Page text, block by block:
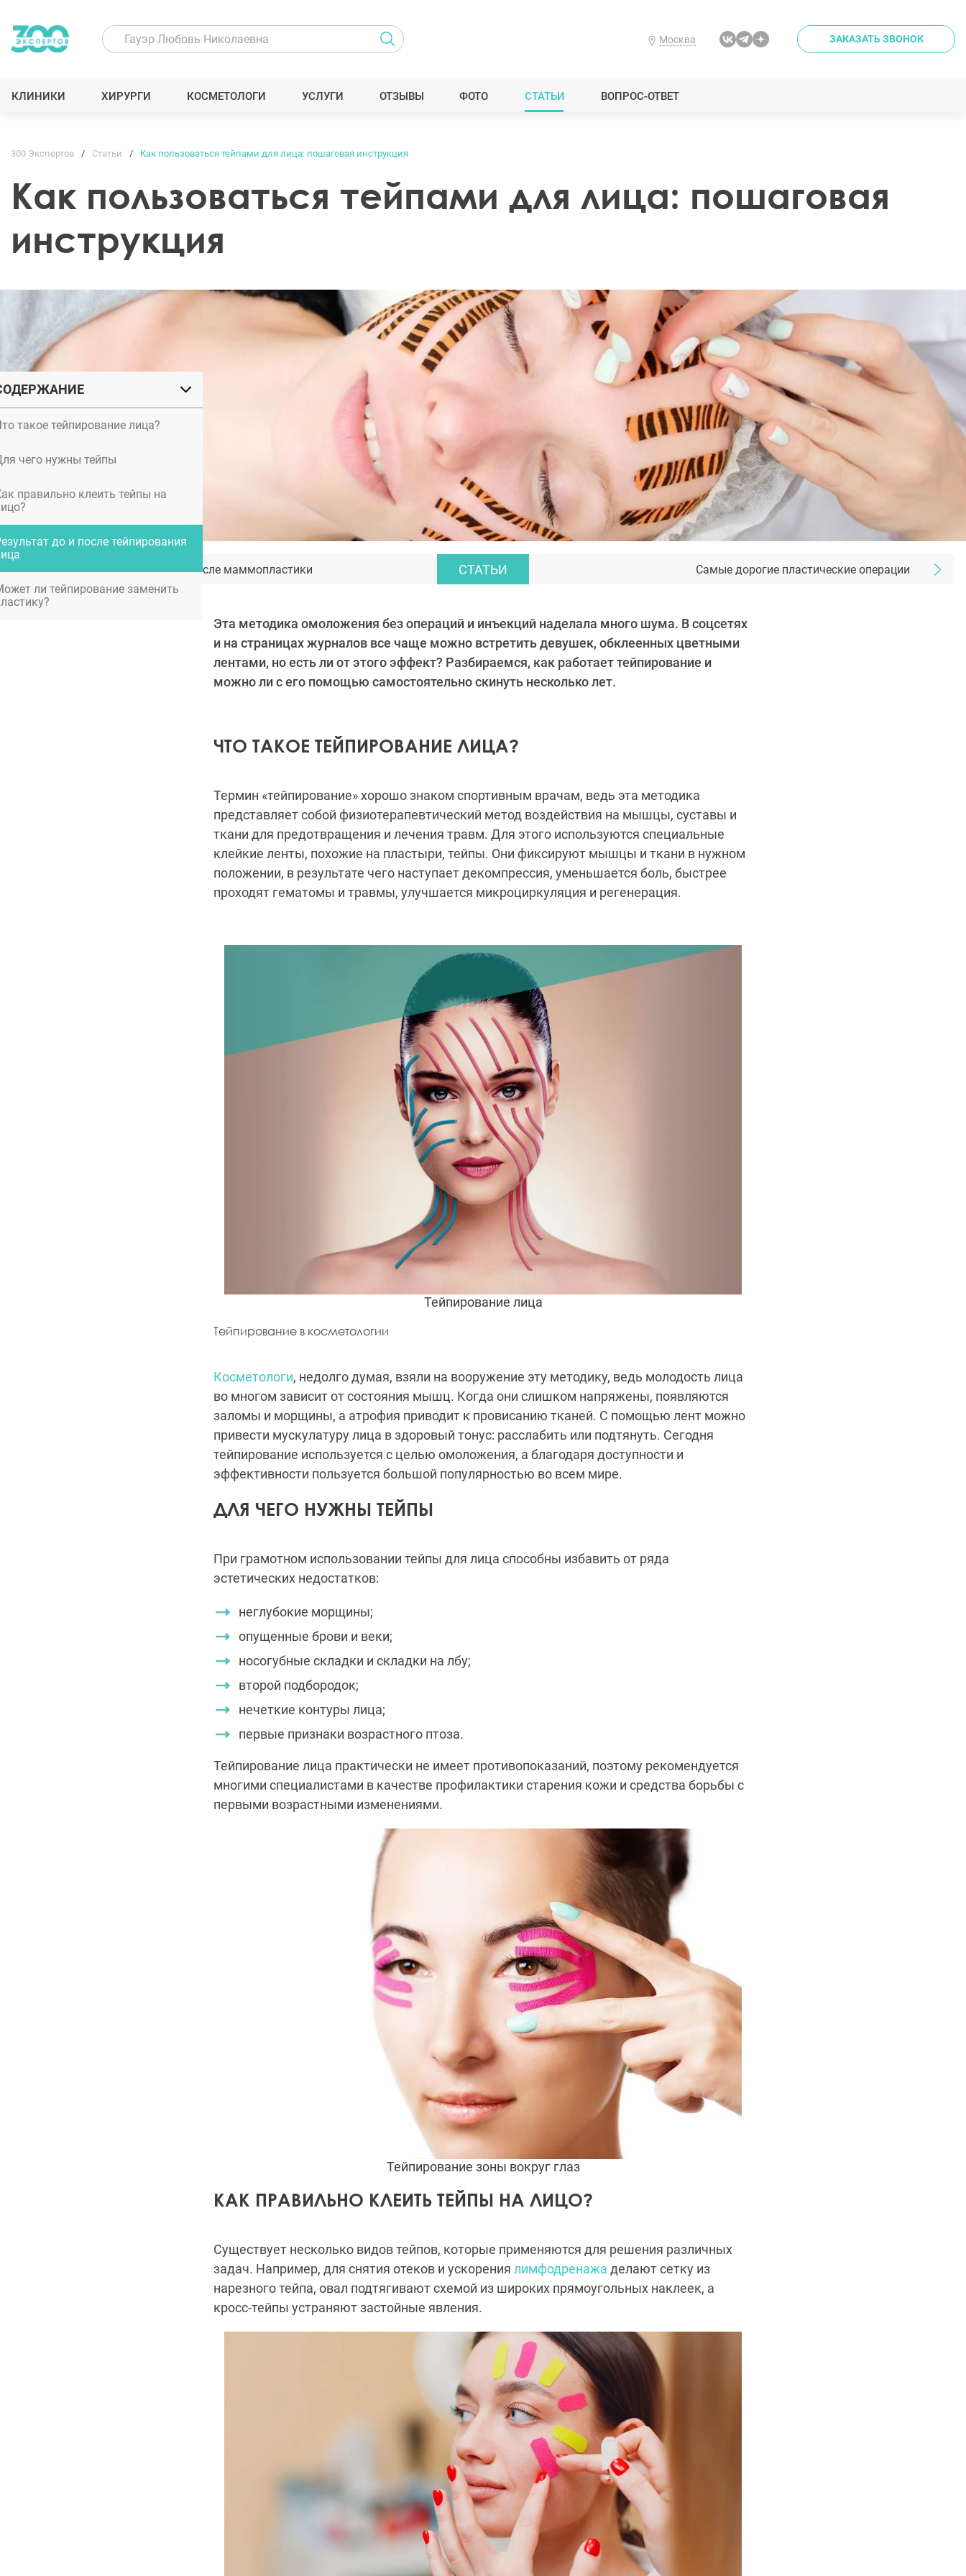
Москва ЗАКАЗАТЬ ЗВОНОК
КЛИНИКИ ХИРУРГИ КОСМЕТОЛОГИ УСЛУГИ ОТЗЫВЫ ФОТО СТАТЬИ ВОПРОС-ОТВЕТ
такое тейпирование лица?
чего нужны тейпы
правильно клеить тейпы на
до и после тейпирования
ли тейпирование заменить
300 Экспертов Статьи Как пользоваться тейпами для лица: пошаговая инструкция
Как пользоваться тейпами для лица: пошаговая
инструкция
Грудное вскармливание после маммопластики СТАТЬИ Самые дорогие пластические операции
Эта методика омоложения без операций и инъекций наделала много шума. В соцсетях
и на страницах журналов все чаще можно встретить девушек, обклеенных цветными
лентами, но есть ли от этого эффект? Разбираемся, как работает тейпирование и
можно ли с его помощью самостоятельно скинуть несколько лет.
ЧТО ТАКОЕ ТЕЙПИРОВАНИЕ ЛИЦА?
Термин «тейпирование» хорошо знаком спортивным врачам, ведь эта методика
представляет собой физиотерапевтический метод воздействия на мышцы, суставы и
ткани для предотвращения и лечения травм. Для этого используются специальные
клейкие ленты, похожие на пластыри, тейпы. Они фиксируют мышцы и ткани в нужном
положении, в результате чего наступает декомпрессия, уменьшается боль, быстрее
проходят гематомы и травмы, улучшается микроциркуляция и регенерация.
Тейпирование лица
Тейпирование в косметологии
Косметологи, недолго думая, взяли на вооружение эту методику, ведь молодость лица
во многом зависит от состояния мышц. Когда они слишком напряжены, появляются
заломы и морщины, а атрофия приводит к провисанию тканей. С помощью лент можно
привести мускулатуру лица в здоровый тонус: расслабить или подтянуть. Сегодня
тейпирование используется с целью омоложения, а благодаря доступности и
эффективности пользуется большой популярностью во всем мире.
ДЛЯ ЧЕГО НУЖНЫ ТЕЙПЫ
При грамотном использовании тейпы для лица способны избавить от ряда
эстетических недостатков:
неглубокие морщины;
опущенные брови и веки;
носогубные складки и складки на лбу;
второй подбородок;
нечеткие контуры лица;
первые признаки возрастного птоза.
Тейпирование лица практически не имеет противопоказаний, поэтому рекомендуется
многими специалистами в качестве профилактики старения кожи и средства борьбы с
первыми возрастными изменениями.
Тейпирование зоны вокруг глаз
КАК ПРАВИЛЬНО КЛЕИТЬ ТЕЙПЫ НА ЛИЦО?
Существует несколько видов тейпов, которые применяются для решения различных
задач. Например, для снятия отеков и ускорения лимфодренажа делают сетку из
нарезного тейпа, овал подтягивают схемой из широких прямоугольных наклеек, а
кросс-тейпы устраняют застойные явления.